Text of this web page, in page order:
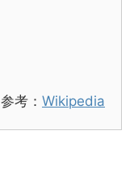
参考： Wikipedia